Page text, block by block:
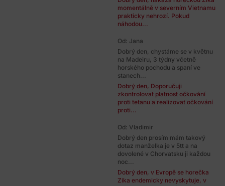
momentálně v severním Vietnamu
prakticky nehrozí. Pokud
náhodou...
Od: Jana
Dobrý den, chystáme se v květnu
na Madeiru, 3 týdny včetně
horského pochodu a spaní ve
stanech...
Dobrý den, Doporučuji
zkontrolovat platnost očkování
proti tetanu a realizovat očkování
proti...
Od: Vladimir
Dobrý den prosím mám takový
dotaz manželka je v 5tt a na
dovolené v Chorvatsku ji každou
noc...
Dobrý den, v Evropě se horečka
Zika endemicky nevyskytuje, v